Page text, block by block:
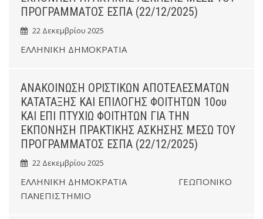
ΠΡΟΓΡΑΜΜΑΤΟΣ ΕΣΠΑ (22/12/2025)
22 Δεκεμβρίου 2025
ΕΛΛΗΝΙΚΗ ΔΗΜΟΚΡΑΤΙΑ
ΑΝΑΚΟΙΝΩΣΗ ΟΡΙΣΤΙΚΩΝ ΑΠΟΤΕΛΕΣΜΑΤΩΝ
ΚΑΤΑΤΑΞΗΣ ΚΑΙ ΕΠΙΛΟΓΗΣ ΦΟΙΤΗΤΩΝ 10ου
ΚΑΙ ΕΠΙ ΠΤΥΧΙΩ ΦΟΙΤΗΤΩΝ ΓΙΑ ΤΗΝ
ΕΚΠΟΝΗΣΗ ΠΡΑΚΤΙΚΗΣ ΑΣΚΗΣΗΣ ΜΕΣΩ ΤΟΥ
ΠΡΟΓΡΑΜΜΑΤΟΣ ΕΣΠΑ (22/12/2025)
22 Δεκεμβρίου 2025
ΕΛΛΗΝΙΚΗ ΔΗΜΟΚΡΑΤΙΑ ΓΕΩΠΟΝΙΚΟ
ΠΑΝΕΠΙΣΤΗΜΙΟ